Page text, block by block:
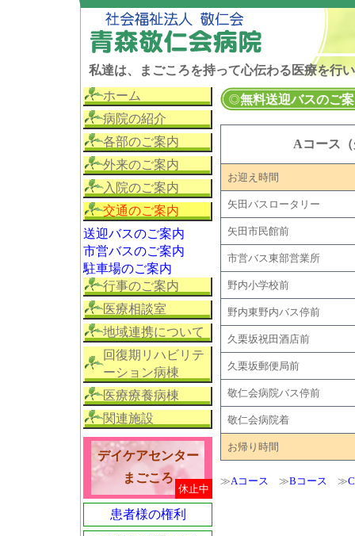
私達は、まごころを持って心伝わる医療を行
ホーム
病院の紹介
各部のご案内
外来のご案内
入院のご案内
交通のご案内
送迎バスのご案内
市営バスのご案内
駐車場のご案内
行事のご案内
医療相談室
地域連携について
回復期リハビリテ
ーション病棟
医療療養病棟
関連施設
デイケアセンター
まごころ
患者様の権利
無料送迎バスのご
Aコース
お迎え時間
矢田バスロータリー
矢田市民館前
市営バス東部営業所
野内小学校前
野内東野内バス停前
久栗坂祝田酒店前
久栗坂郵便局前
敬仁会病院バス停前
敬仁会病院着
お帰り時間
≫Aコース ≫Bコース ≫